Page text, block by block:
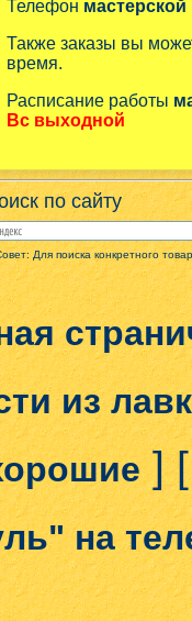
Телефон
Также заказы вы
время.
Расписание работы
Вс выходной
по сайту
Для поиска конкретного
из
]
на